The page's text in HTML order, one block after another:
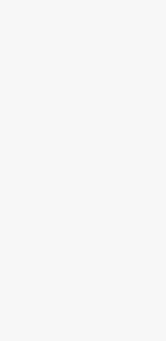
GlassRock è
nella
di bottiglie di
produciamo
marchi partner
bevande con
Le